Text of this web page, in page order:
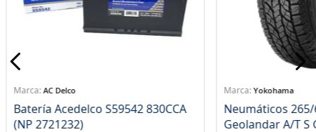
AC Delco
Batería Acedelco S59542 830CCA
(NP 2721232)
Yokohama
Neumáticos 265/